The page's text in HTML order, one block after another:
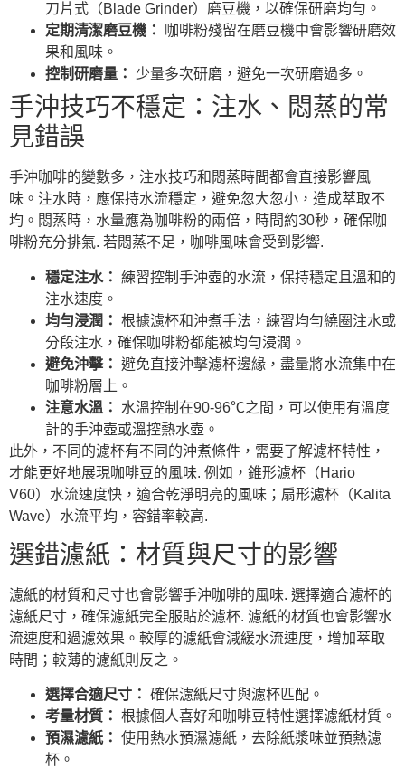
刀片式（Blade Grinder）磨豆機，以確保研磨均勻。
定期清潔磨豆機：
咖啡粉殘留在磨豆機中會影響研磨效
果和風味。
控制研磨量：
少量多次研磨，避免一次研磨過多。
手沖技巧不穩定：注水、悶蒸的常
見錯誤
手沖咖啡的變數多，注水技巧和悶蒸時間都會直接影響風
味。注水時，應保持水流穩定，避免忽大忽小，造成萃取不
均。悶蒸時，水量應為咖啡粉的兩倍，時間約30秒，確保咖
啡粉充分排氣. 若悶蒸不足，咖啡風味會受到影響.
穩定注水： 練習控制手沖壺的水流，保持穩定且溫和的
注水速度。
均勻浸潤： 根據濾杯和沖煮手法，練習均勻繞圈注水或
分段注水，確保咖啡粉都能被均勻浸潤。
避免沖擊： 避免直接沖擊濾杯邊緣，盡量將水流集中在
咖啡粉層上。
注意水溫：
水溫控制在90-96℃之間，可以使用有溫度
計的手沖壺或溫控熱水壺。
此外，不同的濾杯有不同的沖煮條件，需要了解濾杯特性，
才能更好地展現咖啡豆的風味. 例如，錐形濾杯（Hario
V60）水流速度快，適合乾淨明亮的風味；扇形濾杯（Kalita
Wave）水流平均，容錯率較高.
選錯濾紙：材質與尺寸的影響
濾紙的材質和尺寸也會影響手沖咖啡的風味. 選擇適合濾杯的
濾紙尺寸，確保濾紙完全服貼於濾杯. 濾紙的材質也會影響水
流速度和過濾效果。較厚的濾紙會減緩水流速度，增加萃取
時間；較薄的濾紙則反之。
選擇合適尺寸： 確保濾紙尺寸與濾杯匹配。
考量材質： 根據個人喜好和咖啡豆特性選擇濾紙材質。
預濕濾紙： 使用熱水預濕濾紙，去除紙漿味並預熱濾
杯。